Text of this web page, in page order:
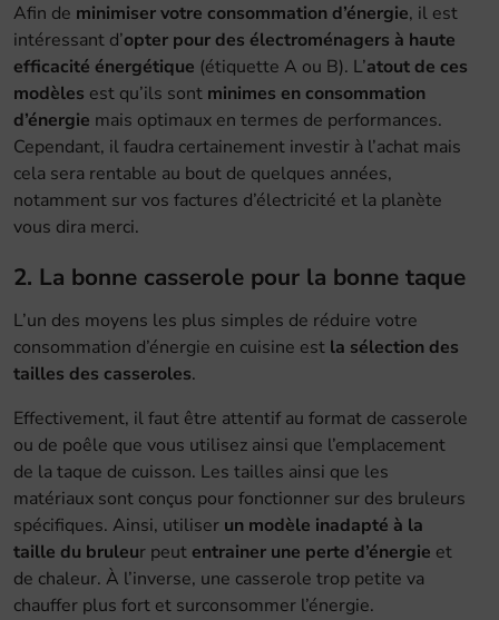
Afin de minimiser votre consommation d’énergie, il est
intéressant d’opter pour des électroménagers à haute
efficacité énergétique (étiquette A ou B). L’atout de ces
modèles est qu’ils sont minimes en consommation
d’énergie mais optimaux en termes de performances.
Cependant, il faudra certainement investir à l’achat mais
cela sera rentable au bout de quelques années,
notamment sur vos factures d’électricité et la planète
vous dira merci.
2. La bonne casserole pour la bonne taque
L’un des moyens les plus simples de réduire votre
consommation d’énergie en cuisine est la sélection des
tailles des casseroles.
Effectivement, il faut être attentif au format de casserole
ou de poêle que vous utilisez ainsi que l’emplacement
de la taque de cuisson. Les tailles ainsi que les
matériaux sont conçus pour fonctionner sur des bruleurs
spécifiques. Ainsi, utiliser un modèle inadapté à la
taille du bruleur peut entrainer une perte d’énergie et
de chaleur. À l’inverse, une casserole trop petite va
chauffer plus fort et surconsommer l’énergie.